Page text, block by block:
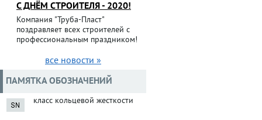
С ДНЁМ СТРОИТЕЛЯ - 2020!
Компания "Труба-Пласт"
поздравляет всех строителей с
профессиональным праздником!
все новости »
ПАМЯТКА ОБОЗНАЧЕНИЙ
класс кольцевой жесткости